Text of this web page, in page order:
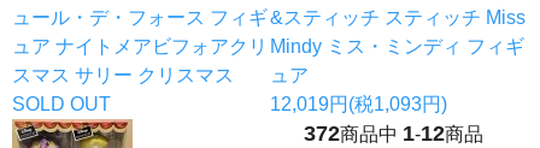
ュール・デ・フォース フィギ
ュア ナイトメアビフォアクリ
スマス サリー クリスマス
SOLD OUT
&スティッチ スティッチ Miss
Mindy ミス・ミンディ フィギ
ュア
12,019円(税1,093円)
372商品中 1-12商品